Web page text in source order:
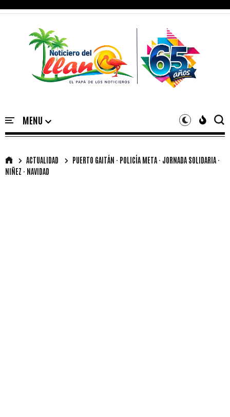
ACTUALIDAD
PUERTO GAITÁN · POLICÍA META · JORNADA SOLIDARIA ·
NIÑEZ · NAVIDAD